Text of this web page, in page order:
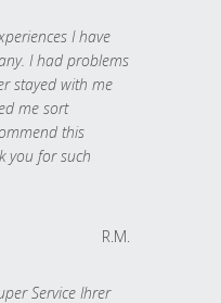
I have
I had problems
stayed with me
me sort
this
you for such
R.M.
Service Ihrer